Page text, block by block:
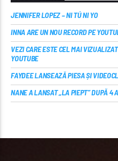
JENNIFER LOPEZ – NI TÚ NI YO
INNA ARE UN NOU RECORD PE
VEZI CARE ESTE CEL MAI
YOUTUBE
FAYDEE LANSEAZĂ PIESA ȘI
NANE A LANSAT „LA PIEPT” DUPĂ 4